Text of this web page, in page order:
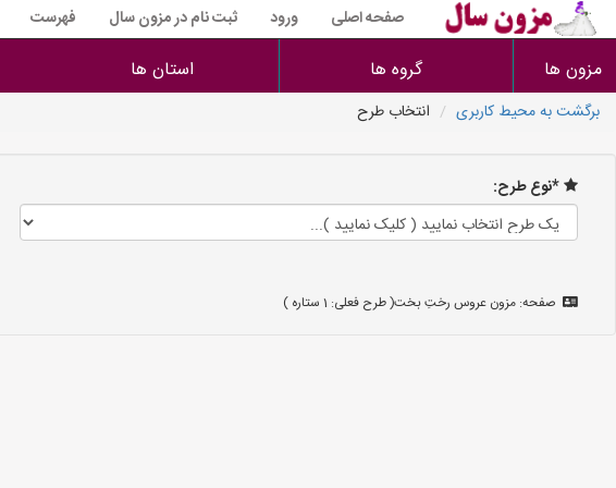
صفحه اصلی ورود ثبت نام در مزون سال فهرست
مزون ها گروه ها استان ها
برگشت به محیط کاربری انتخاب طرح
*نوع طرح:
صفحه: مزون عروس رختِ بخت( طرح فعلی: 1 ستاره )